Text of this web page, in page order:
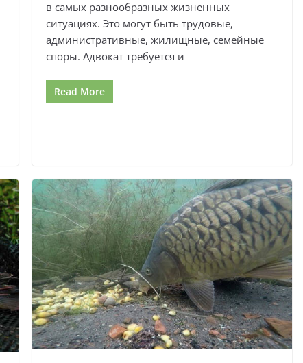
в самых разнообразных жизненных
ситуациях. Это могут быть трудовые,
административные, жилищные, семейные
споры. Адвокат требуется и
Read More